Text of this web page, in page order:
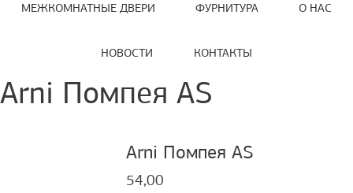
МЕЖКОМНАТНЫЕ ДВЕРИ ФУРНИТУРА О НАС
НОВОСТИ КОНТАКТЫ
Arni Помпея AS
Arni Помпея AS
54,00